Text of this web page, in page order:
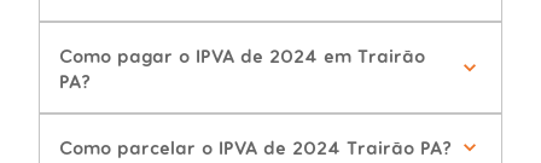
Como pagar o IPVA de 2024 em Trairão
PA?
Como parcelar o IPVA de 2024 Trairão PA?